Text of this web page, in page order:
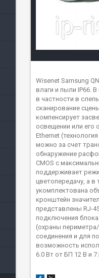
Wisenet Samsung
влаги и пыли IP66.
в частности в
сканирование
компенсирует
освещении или его
Ethernet
можно за счет
обнаружение
CMOS с
поддерживает
цветопередачу, а в
укомплектована
кронштейн
представлены RJ-
подключения
(охраны
соединения и для
возможность
6.0 Вт от БП 12 В и